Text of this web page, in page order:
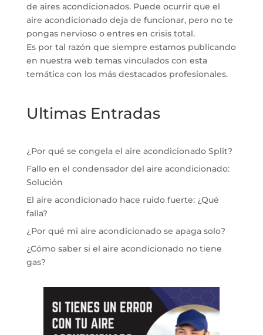
de aires acondicionados. Puede ocurrir que el
aire acondicionado deja de funcionar, pero no te
pongas nervioso o entres en crisis total.
Es por tal razón que siempre estamos publicando
en nuestra web temas vinculados con esta
temática con los más destacados profesionales.
Ultimas Entradas
¿Por qué se congela el aire acondicionado Split?
Fallo en el condensador del aire acondicionado:
Solución
El aire acondicionado hace ruido fuerte: ¿Qué
falla?
¿Por qué mi aire acondicionado se apaga solo?
¿Cómo saber si el aire acondicionado no tiene
gas?